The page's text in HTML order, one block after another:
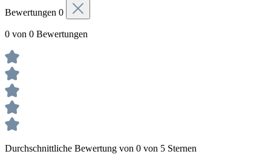
Bewertungen 0
0 von 0 Bewertungen
Durchschnittliche Bewertung von 0 von 5 Sternen